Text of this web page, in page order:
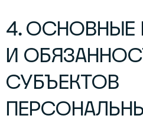
4. ОСНОВНЫЕ
И
СУБЪЕКТОВ